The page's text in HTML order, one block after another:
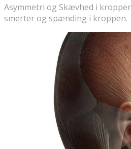
Asymmetri og Skævhed i
smerter og spænding i kroppen.